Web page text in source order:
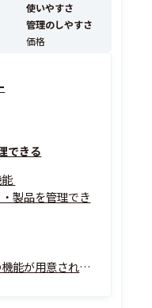
使いやすさ
管理のしやすさ
価格
できる
製品を管理でき
能が用意されて